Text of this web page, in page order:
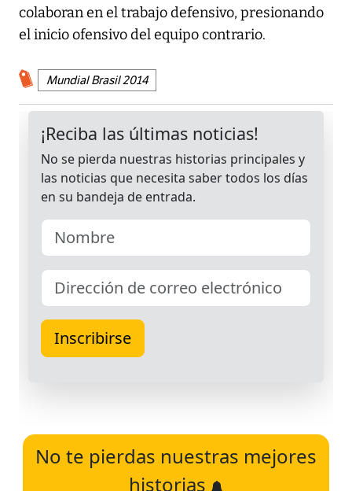
colaboran en el trabajo defensivo, presionando
el inicio ofensivo del equipo contrario.
Mundial Brasil 2014
No te pierdas nuestras mejores
historias